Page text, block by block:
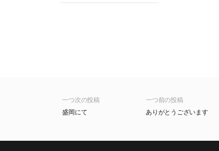
一つ前の投稿
ありがとうございます
一つ次の投稿
盛岡にて